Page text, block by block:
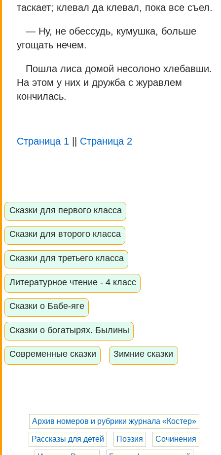
таскает; клевал да клевал, пока все съел.
— Ну, не обессудь, кумушка, больше
угощать нечем.
Пошла лиса домой несолоно хлебавши.
На этом у них и дружба с журавлем
кончилась.
Страница 1 Страница 2
Сказки для первого класса
Сказки для второго класса
Сказки для третьего класса
Литературное чтение - 4 класс
Сказки о Бабе-яге
Сказки о богатырях. Былины
Современные сказки Зимние сказки
Архив номеров и рубрики журнала «Костер»
Рассказы для детей Поэзия Сочинения